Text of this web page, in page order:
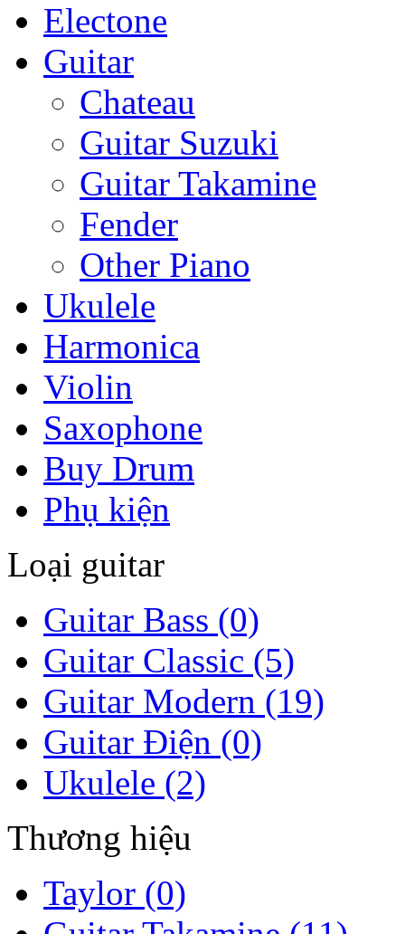
Electone
Guitar
Chateau
Guitar Suzuki
Guitar Takamine
Fender
Other Piano
Ukulele
Harmonica
Violin
Saxophone
Buy Drum
Phụ kiện
Loại guitar
Guitar Bass (0)
Guitar Classic (5)
Guitar Modern (19)
Guitar Điện (0)
Ukulele (2)
Thương hiệu
Taylor (0)